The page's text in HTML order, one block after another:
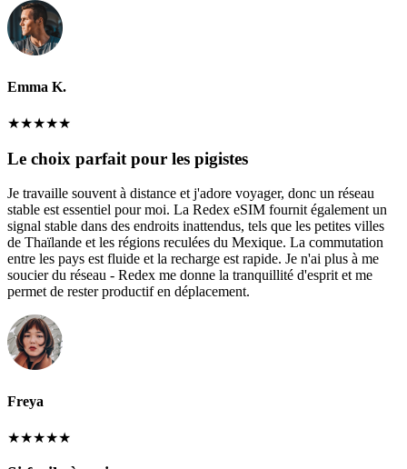
Emma K.
★★★★★
Le choix parfait pour les pigistes
Je travaille souvent à distance et j'adore voyager, donc un réseau
stable est essentiel pour moi. La Redex eSIM fournit également un
signal stable dans des endroits inattendus, tels que les petites villes
de Thaïlande et les régions reculées du Mexique. La commutation
entre les pays est fluide et la recharge est rapide. Je n'ai plus à me
soucier du réseau - Redex me donne la tranquillité d'esprit et me
permet de rester productif en déplacement.
Freya
★★★★★